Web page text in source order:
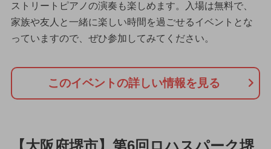
ストリートピアノの演奏も楽しめます。入場は無料で、
家族や友人と一緒に楽しい時間を過ごせるイベントとな
っていますので、ぜひ参加してみてください。
このイベントの詳しい情報を見る
【大阪府堺市】第6回ロハスパーク堺